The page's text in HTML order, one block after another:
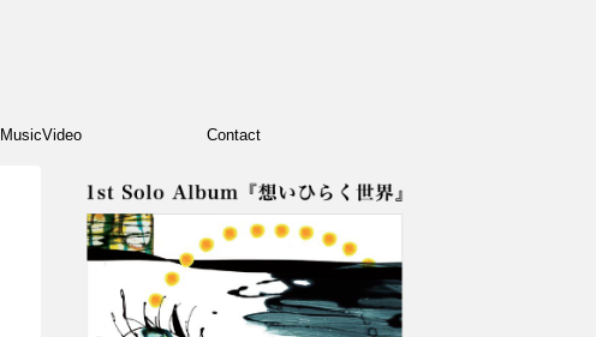
MusicVideo Contact